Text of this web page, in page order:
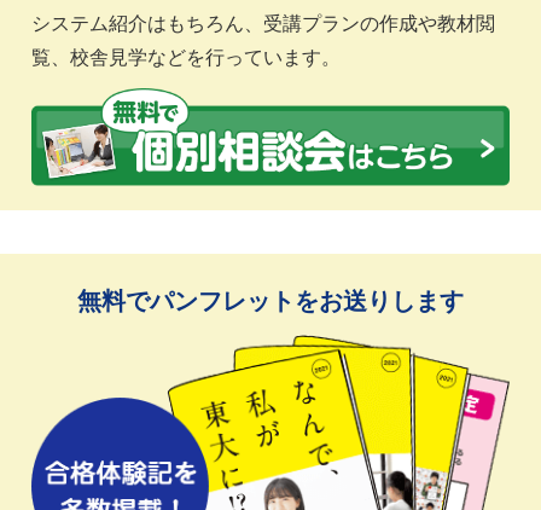
システム紹介はもちろん、受講プランの作成や教材閲
覧、校舎見学などを行っています。
無料でパンフレットをお送りします